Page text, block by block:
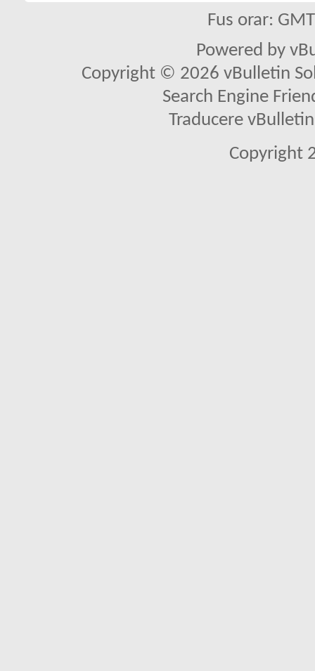
Fus orar:
Powered by
Copyright © 2026 vBulletin
Search Engine
Traducere
Copyright